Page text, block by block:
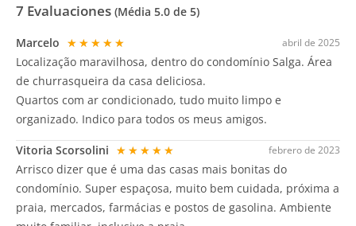
7 Evaluaciones (Média 5.0 de 5)
abril de 2025
Marcelo ★★★★★
Localização maravilhosa, dentro do condomínio Salga. Área
de churrasqueira da casa deliciosa.
Quartos com ar condicionado, tudo muito limpo e
organizado. Indico para todos os meus amigos.
febrero de 2023
Vitoria Scorsolini ★★★★★
Arrisco dizer que é uma das casas mais bonitas do
condomínio. Super espaçosa, muito bem cuidada, próxima a
praia, mercados, farmácias e postos de gasolina. Ambiente